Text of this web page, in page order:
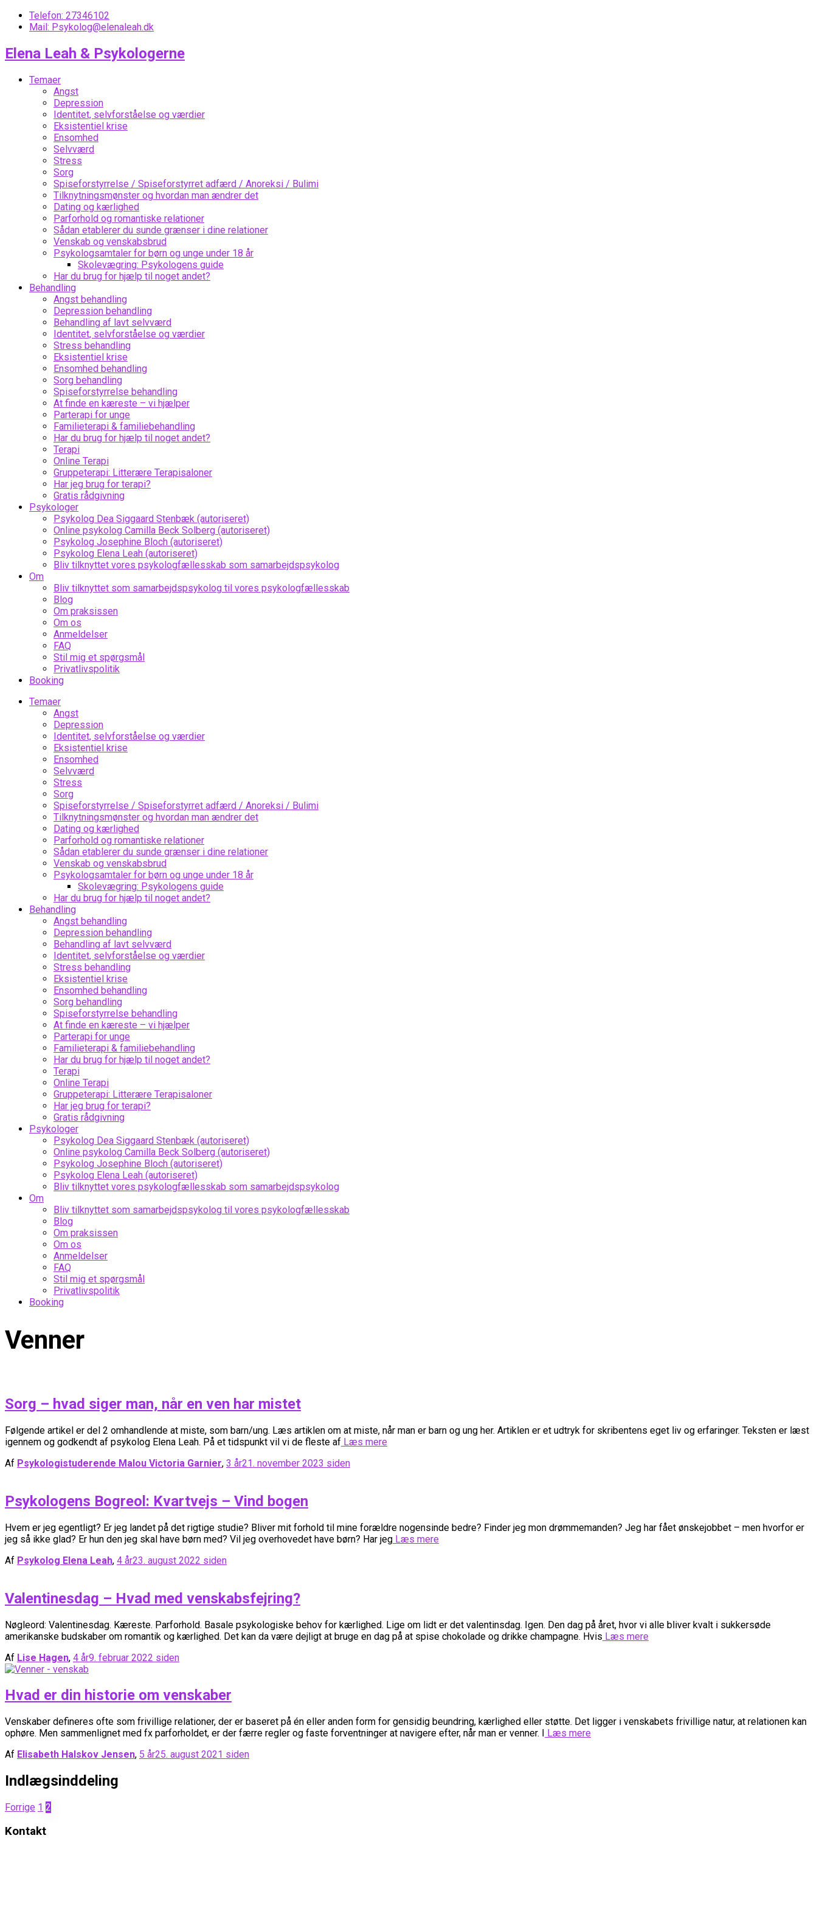
Telefon: 27346102
Mail: Psykolog@elenaleah.dk
Elena Leah & Psykologerne
Temaer
Angst
Depression
Identitet, selvforståelse og værdier
Eksistentiel krise
Ensomhed
Selvværd
Stress
Sorg
Spiseforstyrrelse / Spiseforstyrret adfærd / Anoreksi / Bulimi
Tilknytningsmønster og hvordan man ændrer det
Dating og kærlighed
Parforhold og romantiske relationer
Sådan etablerer du sunde grænser i dine relationer
Venskab og venskabsbrud
Psykologsamtaler for børn og unge under 18 år
Skolevægring: Psykologens guide
Har du brug for hjælp til noget andet?
Behandling
Angst behandling
Depression behandling
Behandling af lavt selvværd
Identitet, selvforståelse og værdier
Stress behandling
Eksistentiel krise
Ensomhed behandling
Sorg behandling
Spiseforstyrrelse behandling
At finde en kæreste – vi hjælper
Parterapi for unge
Familieterapi & familiebehandling
Har du brug for hjælp til noget andet?
Terapi
Online Terapi
Gruppeterapi: Litterære Terapisaloner
Har jeg brug for terapi?
Gratis rådgivning
Psykologer
Psykolog Dea Siggaard Stenbæk (autoriseret)
Online psykolog Camilla Beck Solberg (autoriseret)
Psykolog Josephine Bloch (autoriseret)
Psykolog Elena Leah (autoriseret)
Bliv tilknyttet vores psykologfællesskab som samarbejdspsykolog
Om
Bliv tilknyttet som samarbejdspsykolog til vores psykologfællesskab
Blog
Om praksissen
Om os
Anmeldelser
FAQ
Stil mig et spørgsmål
Privatlivspolitik
Booking
Temaer
Angst
Depression
Identitet, selvforståelse og værdier
Eksistentiel krise
Ensomhed
Selvværd
Stress
Sorg
Spiseforstyrrelse / Spiseforstyrret adfærd / Anoreksi / Bulimi
Tilknytningsmønster og hvordan man ændrer det
Dating og kærlighed
Parforhold og romantiske relationer
Sådan etablerer du sunde grænser i dine relationer
Venskab og venskabsbrud
Psykologsamtaler for børn og unge under 18 år
Skolevægring: Psykologens guide
Har du brug for hjælp til noget andet?
Behandling
Angst behandling
Depression behandling
Behandling af lavt selvværd
Identitet, selvforståelse og værdier
Stress behandling
Eksistentiel krise
Ensomhed behandling
Sorg behandling
Spiseforstyrrelse behandling
At finde en kæreste – vi hjælper
Parterapi for unge
Familieterapi & familiebehandling
Har du brug for hjælp til noget andet?
Terapi
Online Terapi
Gruppeterapi: Litterære Terapisaloner
Har jeg brug for terapi?
Gratis rådgivning
Psykologer
Psykolog Dea Siggaard Stenbæk (autoriseret)
Online psykolog Camilla Beck Solberg (autoriseret)
Psykolog Josephine Bloch (autoriseret)
Psykolog Elena Leah (autoriseret)
Bliv tilknyttet vores psykologfællesskab som samarbejdspsykolog
Om
Bliv tilknyttet som samarbejdspsykolog til vores psykologfællesskab
Blog
Om praksissen
Om os
Anmeldelser
FAQ
Stil mig et spørgsmål
Privatlivspolitik
Booking
Venner
Sorg – hvad siger man, når en ven har mistet
Følgende artikel er del 2 omhandlende at miste, som barn/ung. Læs artiklen om at miste, når man er barn og ung her. Artiklen er et udtryk for skribentens eget liv og erfaringer. Teksten er læst
igennem og godkendt af psykolog Elena Leah. På et tidspunkt vil vi de fleste af Læs mere
Af Psykologistuderende Malou Victoria Garnier, 3 år21. november 2023 siden
Psykologens Bogreol: Kvartvejs – Vind bogen
Hvem er jeg egentligt? Er jeg landet på det rigtige studie? Bliver mit forhold til mine forældre nogensinde bedre? Finder jeg mon drømmemanden? Jeg har fået ønskejobbet – men hvorfor er
jeg så ikke glad? Er hun den jeg skal have børn med? Vil jeg overhovedet have børn? Har jeg Læs mere
Af Psykolog Elena Leah, 4 år23. august 2022 siden
Valentinesdag – Hvad med venskabsfejring?
Nøgleord: Valentinesdag. Kæreste. Parforhold. Basale psykologiske behov for kærlighed. Lige om lidt er det valentinsdag. Igen. Den dag på året, hvor vi alle bliver kvalt i sukkersøde
amerikanske budskaber om romantik og kærlighed. Det kan da være dejligt at bruge en dag på at spise chokolade og drikke champagne. Hvis Læs mere
Af Lise Hagen, 4 år9. februar 2022 siden
Hvad er din historie om venskaber
Venskaber defineres ofte som frivillige relationer, der er baseret på én eller anden form for gensidig beundring, kærlighed eller støtte. Det ligger i venskabets frivillige natur, at relationen kan
ophøre. Men sammenlignet med fx parforholdet, er der færre regler og faste forventninger at navigere efter, når man er venner. I
Læs mere
Af Elisabeth Halskov Jensen, 5 år25. august 2021 siden
Indlægsinddeling
Forrige 1 2
Kontakt